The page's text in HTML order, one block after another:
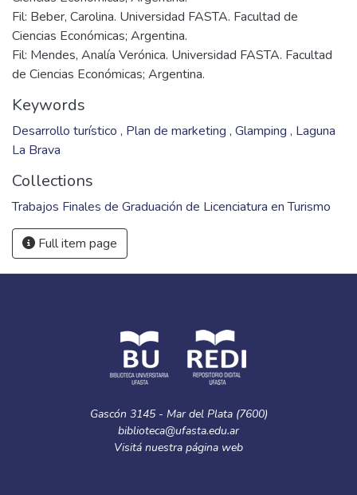
Fil: Beber, Carolina. Universidad FASTA. Facultad de
Ciencias Económicas; Argentina.
Fil: Mendes, Analía Verónica. Universidad FASTA. Facultad
de Ciencias Económicas; Argentina.
Keywords
Desarrollo turístico , Plan de marketing , Glamping , Laguna
La Brava
Collections
Trabajos Finales de Graduación de Licenciatura en Turismo
Full item page
Gascón 3145 - Mar del Plata (7600)
biblioteca@ufasta.edu.ar
Visitá nuestra página web